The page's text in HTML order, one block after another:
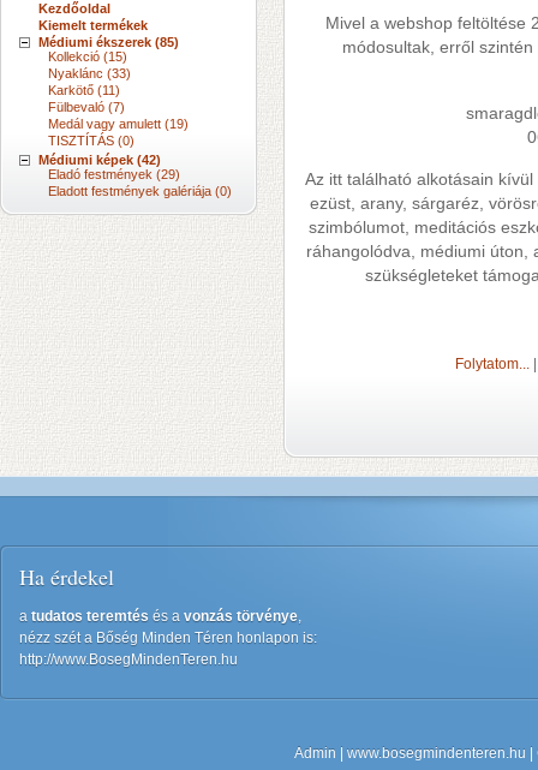
Kezdőoldal
Kiemelt termékek
Médiumi ékszerek (85)
Kollekció (15)
Nyaklánc (33)
Karkötő (11)
Fülbevaló (7)
Medál vagy amulett (19)
TISZTÍTÁS (0)
Médiumi képek (42)
Eladó festmények (29)
Eladott festmények galériája (0)
Mivel a webshop feltöltése
módosultak, erről
Az itt található alkotásain
ezüst, arany, sárgaréz,
szimbólumot, meditációs
ráhangolódva, médiumi úton,
szükségleteket
Folytatom...
Ha érdekel
a tudatos teremtés és a vonzás törvénye,
nézz szét a Bőség Minden Téren honlapon is:
http://www.BosegMindenTeren.hu
Admin | www.bosegmindenteren.hu